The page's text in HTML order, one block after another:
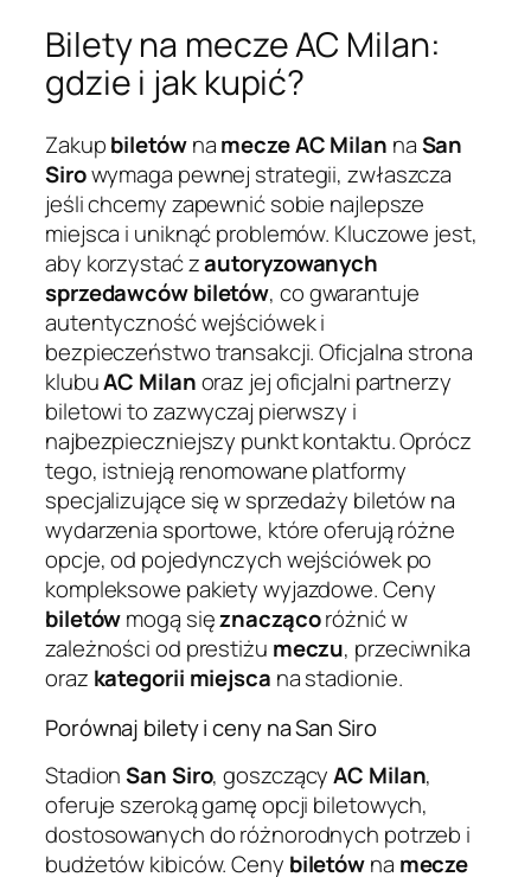
Bilety na mecze AC Milan:
gdzie i jak kupić?
ZakupbiletównameczeAC Milan naSan
Sirowymaga pewnej strategii, zwłaszcza
jeśli chcemy zapewnić sobie najlepsze
miejsca i uniknąć problemów. Kluczowe jest,
aby korzystać zautoryzowanych
sprzedawców biletów, co gwarantuje
autentyczność wejściówek i
bezpieczeństwo transakcji. Oficjalna strona
klubuAC Milanoraz jej oficjalni partnerzy
biletowi to zazwyczaj pierwszy i
najbezpieczniejszy punkt kontaktu. Oprócz
tego, istnieją renomowane platformy
specjalizujące się w sprzedaży biletów na
wydarzenia sportowe, które oferują różne
opcje, od pojedynczych wejściówek po
kompleksowe pakiety wyjazdowe. Ceny
biletówmogą sięznaczącoróżnić w
zależności od prestiżu meczu, przeciwnika
oraz kategorii miejsca na stadionie.
Porównaj bilety i ceny na San Siro
StadionSan Siro, goszczącyAC Milan,
oferuje szeroką gamę opcji biletowych,
dostosowanych do różnorodnych potrzeb i
budżetów kibiców. Ceny biletówna mecze